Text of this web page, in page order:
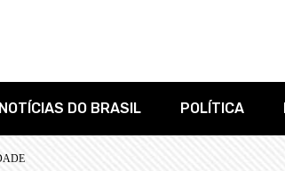
NOTÍCIAS DO BRASIL POLÍTICA